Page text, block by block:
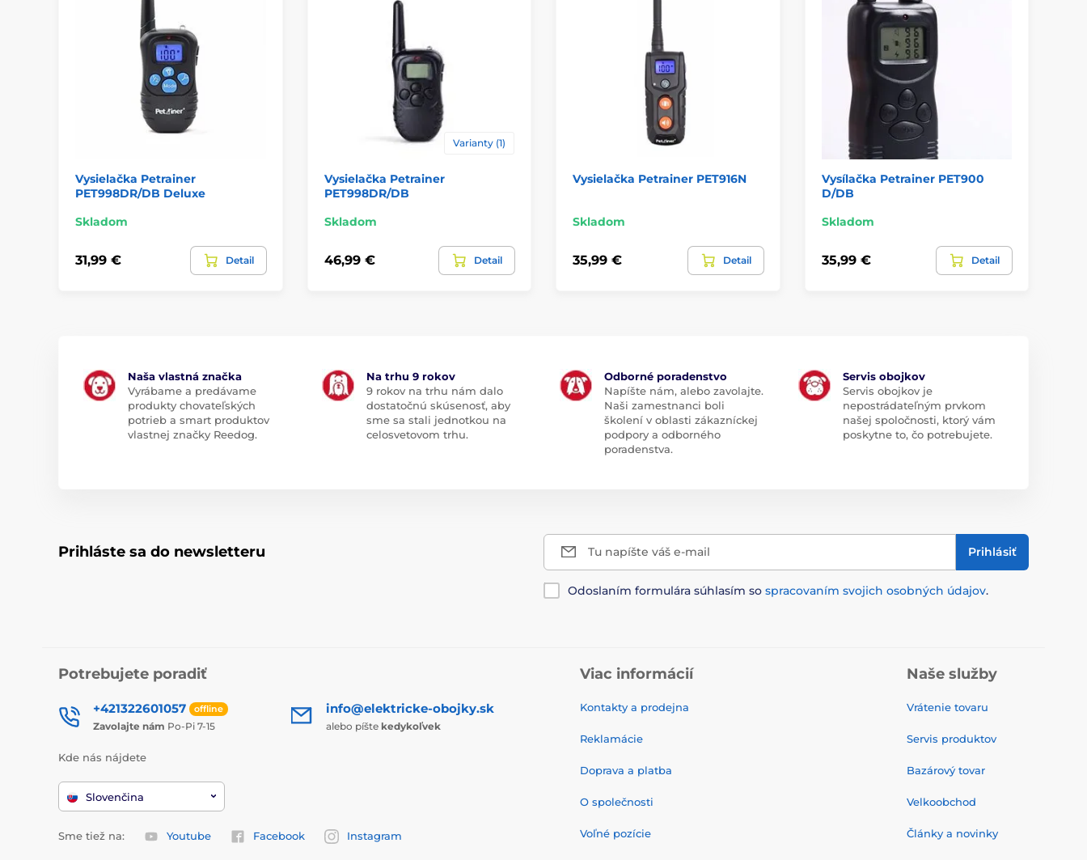
Vysielačka Petrainer
PET998DR/DB Deluxe
Skladom
31,99 € Detail
Varianty (1)
Vysielačka Petrainer
PET998DR/DB
Skladom
46,99 € Detail
Vysielačka Petrainer PET916N
Skladom
35,99 € Detail
Vysílačka Petrainer PET900
D/DB
Skladom
35,99 € Detail
Naša vlastná značka
Vyrábame a predávame
produkty chovateľských
potrieb a smart produktov
vlastnej značky Reedog.
Na trhu 9 rokov
9 rokov na trhu nám dalo
dostatočnú skúsenosť, aby
sme sa stali jednotkou na
celosvetovom trhu.
Odborné poradenstvo
Napíšte nám, alebo zavolajte.
Naši zamestnanci boli
školení v oblasti zákazníckej
podpory a odborného
poradenstva.
Servis obojkov
Servis obojkov je
nepostrádateľným prvkom
našej spoločnosti, ktorý vám
poskytne to, čo potrebujete.
Prihláste sa do newsletteru Tu napíšte váš e-mail Prihlásiť
Odoslaním formulára súhlasím so spracovaním svojich osobných údajov.
Potrebujete poradiť
+421322601057 offline
Zavolajte nám Po-Pi 7-15
info@elektricke-obojky.sk
alebo píšte kedykoľvek
Kde nás nájdete
Slovenčina
Sme tiež na: Youtube Facebook Instagram
Viac informácií
Kontakty a prodejna
Reklamácie
Doprava a platba
O společnosti
Voľné pozície
Naše služby
Vrátenie tovaru
Servis produktov
Bazárový tovar
Velkoobchod
Články a novinky